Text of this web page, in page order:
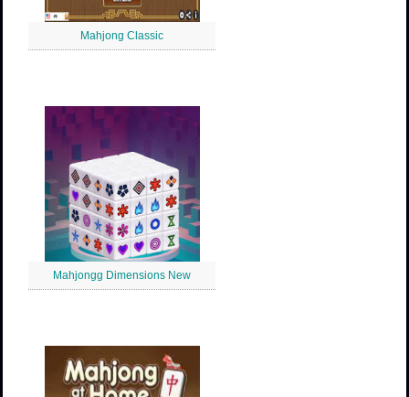
Mahjong Classic
Mahjongg Dimensions New